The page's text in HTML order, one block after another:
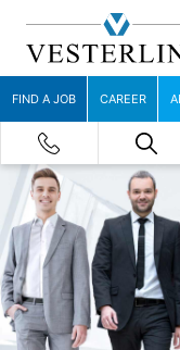
FIND A JOB CAREER